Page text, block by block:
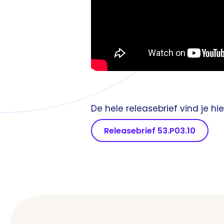
De hele releasebrief vind je
Releasebrief 53.P03.10